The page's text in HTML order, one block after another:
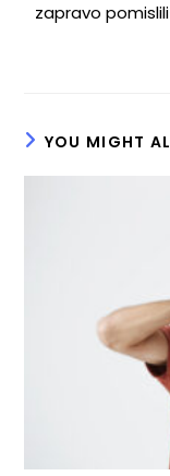
zapravo
YOU MIGHT